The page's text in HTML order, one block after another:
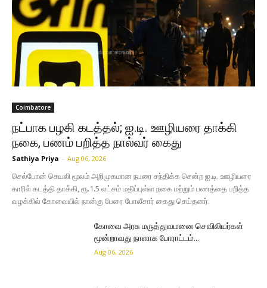
Coimbatore
நட்பாக பழகி கடத்தல்; ஐ.டி. ஊழியரை தாக்கி
நகை, பணம் பறித்த நால்வர் கைது
Sathiya Priya - Aug 06, 2026
செல்போன் செயலி மூலம் அறிமுகமான நபரை சந்திக்க சென்ற ஐ.டி. ஊழியரை
காரில் கடத்தி தாக்கி, ரூ.1.5 லட்சம் மதிப்புள்ள நகை மற்றும் பணத்தை பறித்த
வழக்கில் கோவையில் நான்கு பேரை போலீசார் கைது செய்தனர்.
கோவை அரசு மருத்துவமனை செவிலியர்கள்
மூன்றாவது நாளாக போராட்டம்…
Aug 06, 2026